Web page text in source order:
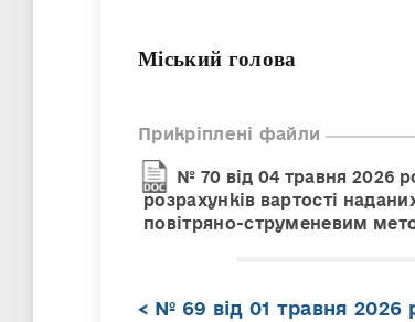
Міський
Прикріплені файли
№ 70 від 04 травня 2026
розрахунків вартості
повітряно-струменевим
№ 69 від 01 травня 2026